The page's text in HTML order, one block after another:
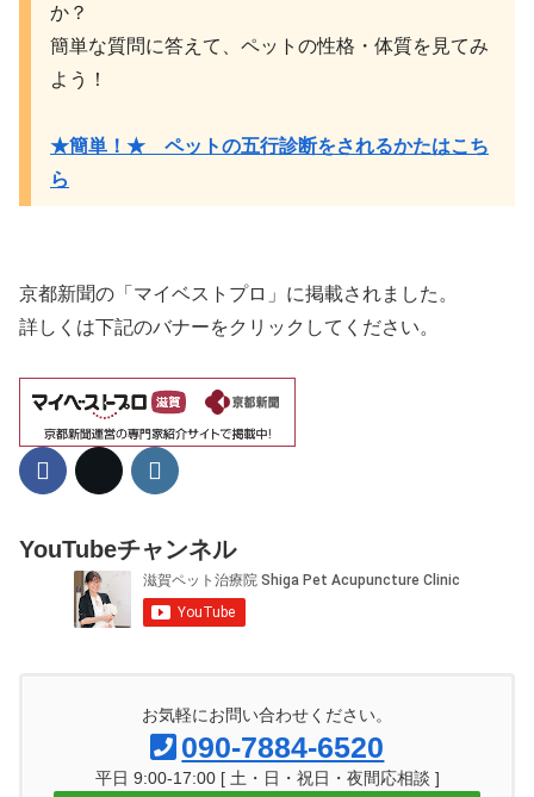
か？
簡単な質問に答えて、ペットの性格・体質を見てみ
よう！
★簡単！★ ペットの五行診断をされるかたはこち
ら
京都新聞の「マイベストプロ」に掲載されました。
詳しくは下記のバナーをクリックしてください。
YouTubeチャンネル
お気軽にお問い合わせください。
090-7884-6520
平日 9:00-17:00 [ 土・日・祝日・夜間応相談 ]